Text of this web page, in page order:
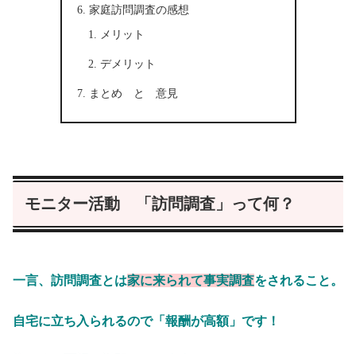
家庭訪問調査の感想
メリット
デメリット
まとめ と 意見
モニター活動 「訪問調査」って何？
一言、訪問調査とは家に来られて事実調査をされること。
自宅に立ち入られるので「報酬が高額」です！